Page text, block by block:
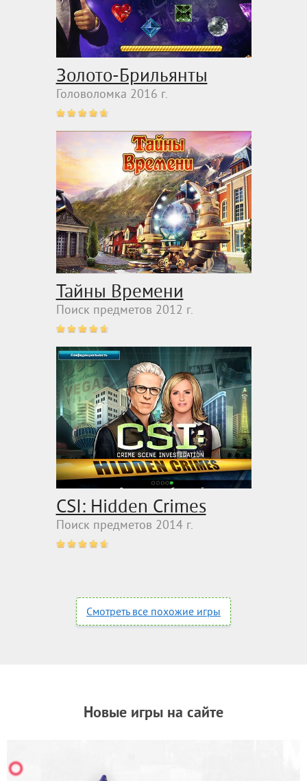
Золото-Брильянты
Головоломка 2016 г.
Тайны Времени
Поиск предметов 2012 г.
CSI: Hidden Crimes
Поиск предметов 2014 г.
Смотреть все похожие игры
Новые игры на сайте